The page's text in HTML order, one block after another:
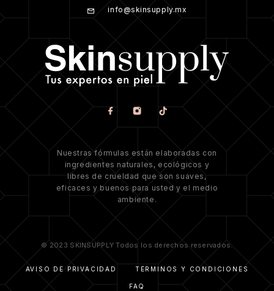
info@skinsupply.mx
Nuestras fórmulas están elaboradas con
ingredientes naturales, ecológicos y
libres de crueldad que son suaves,
eficaces y buenos para usted y el medio
ambiente.
© 2023 SKINSUPPLY Todos los derechos reservados.
AVISO DE PRIVACIDAD TÉRMINOS Y CONDICIONES
FAQ